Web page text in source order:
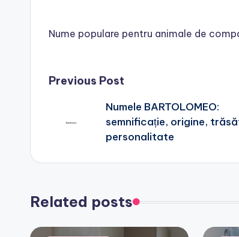
Nume populare pentru animale de
Post
navigation
Previous Post
Numele BARTOLOMEO:
semnificație, origine,
personalitate
Related posts